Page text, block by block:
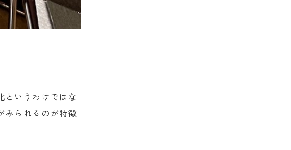
というわけではな
みられるのが特徴